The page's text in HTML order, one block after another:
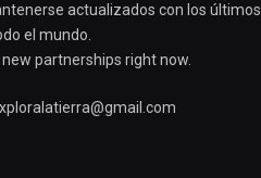
actualizados con los últimos
el mundo.
partnerships right now.